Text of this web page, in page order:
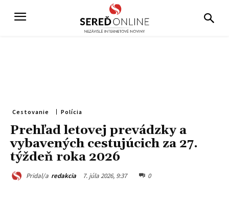
Cestovanie Polícia
Prehľad letovej prevádzky a
vybavených cestujúcich za 27.
týždeň roka 2026
Pridal/a redakcia 7. júla 2026, 9:37 0